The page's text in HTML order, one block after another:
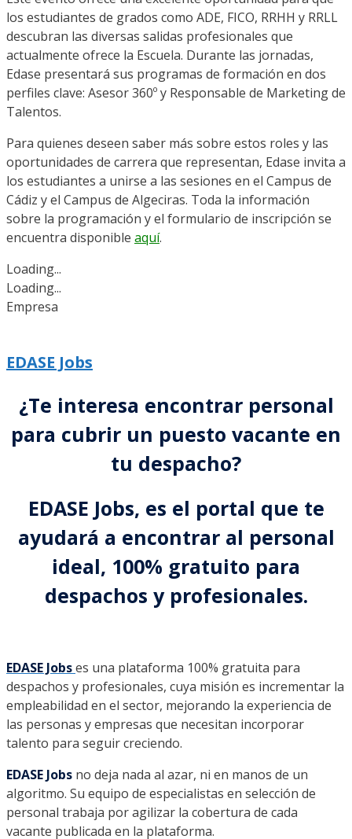
los estudiantes de grados como ADE, FICO, RRHH y RRLL
descubran las diversas salidas profesionales que
actualmente ofrece la Escuela. Durante las jornadas,
Edase presentará sus programas de formación en dos
perfiles clave: Asesor 360º y Responsable de Marketing de
Talentos.
Para quienes deseen saber más sobre estos roles y las
oportunidades de carrera que representan, Edase invita a
los estudiantes a unirse a las sesiones en el Campus de
Cádiz y el Campus de Algeciras. Toda la información
sobre la programación y el formulario de inscripción se
encuentra disponible aquí.
Loading...
Loading...
Empresa
EDASE Jobs
¿Te interesa encontrar personal
para cubrir un puesto vacante en
tu despacho?
EDASE Jobs, es el portal que te
ayudará a encontrar al personal
ideal, 100% gratuito para
despachos y profesionales.
EDASE Jobses una plataforma 100% gratuita para
despachos y profesionales, cuya misión es incrementar la
empleabilidad en el sector, mejorando la experiencia de
las personas y empresas que necesitan incorporar
talento para seguir creciendo.
EDASE Jobs no deja nada al azar, ni en manos de un
algoritmo. Su equipo de especialistas en selección de
personal trabaja por agilizar la cobertura de cada
vacante publicada en la plataforma.